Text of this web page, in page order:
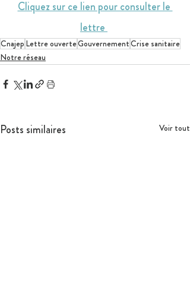
Cliquez sur ce lien pour consulter le
lettre
Cnajep Lettre ouverteGouvernementCrise sanitaire
Notre réseau
Posts similaires Voir tout